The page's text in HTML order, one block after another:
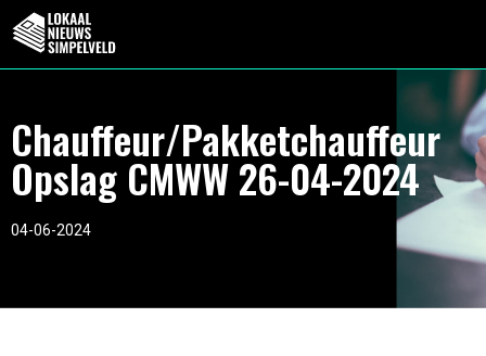
Chauffeur/Pakketchauffeur
Opslag CMWW 26-04-2024
04-06-2024